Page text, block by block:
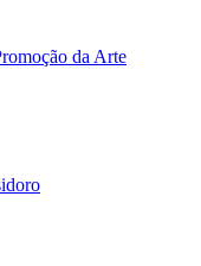
da Arte